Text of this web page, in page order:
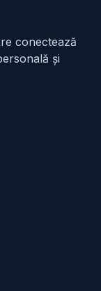
conectează
și